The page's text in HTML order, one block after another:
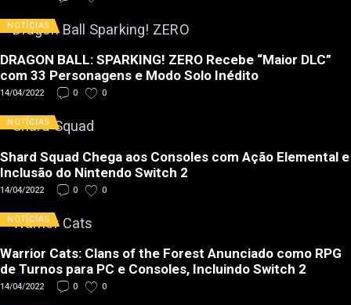
NOTÍCIAS
DRAGON BALL: SPARKING! ZERO Recebe “Maior DLC”
com 33 Personagens e Modo Solo Inédito
14/04/2022 0 0
NOTÍCIAS
Shard Squad Chega aos Consoles com Ação Elemental e
Inclusão do Nintendo Switch 2
14/04/2022 0 0
NOTÍCIAS
Warrior Cats: Clans of the Forest Anunciado como RPG
de Turnos para PC e Consoles, Incluindo Switch 2
14/04/2022 0 0